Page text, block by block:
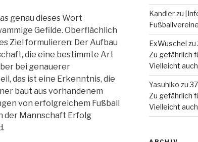
genau dieses Wort
Gefilde. Oberflächlich
Ziel formulieren: Der Aufbau
die eine bestimmte Art
bei genauerer
das ist eine Erkenntnis, die
baut aus vorhandenem
von erfolgreichem Fußball
der Mannschaft Erfolg
Kandlerzu
ExWuschel zu
Zu gefährlich
Vielleicht
Yasuhiko zu
Zu gefährlich
Vielleicht